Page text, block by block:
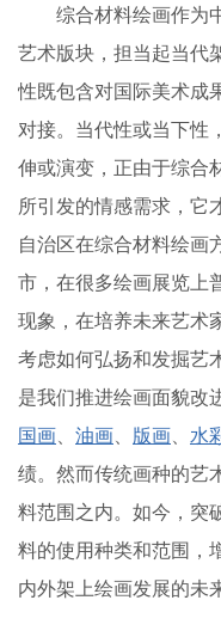
综合材料绘画作为
艺术版块，担当起当代
性既包含对国际美术成
对接。当代性或当下性
伸或演变，正由于综合
所引发的情感需求，它
自治区在综合材料绘画
市，在很多绘画展览上
现象，在培养未来艺术
考虑如何弘扬和发掘艺
是我们推进绘画面貌改
国画
油画 版画 水
绩。然而传统画种的艺
料范围之内。如今，突
料的使用种类和范围，
内外架上绘画发展的未